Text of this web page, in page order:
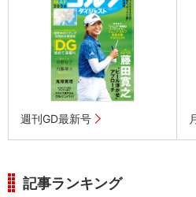
週刊GD最新号
記事ランキング